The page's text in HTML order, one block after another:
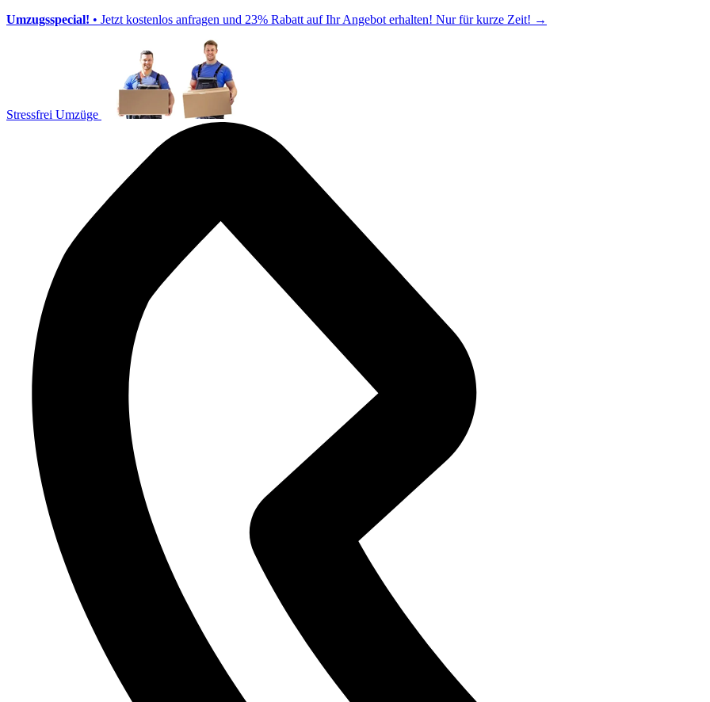
Umzugsspecial! • Jetzt kostenlos anfragen und 23% Rabatt auf Ihr Angebot erhalten! Nur für kurze Zeit! →
Stressfrei Umzüge